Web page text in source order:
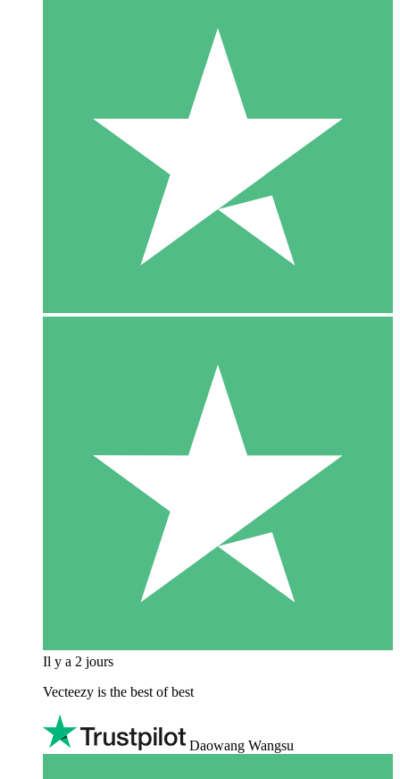
Il y a 2 jours
Vecteezy is the best of best
Daowang Wangsu